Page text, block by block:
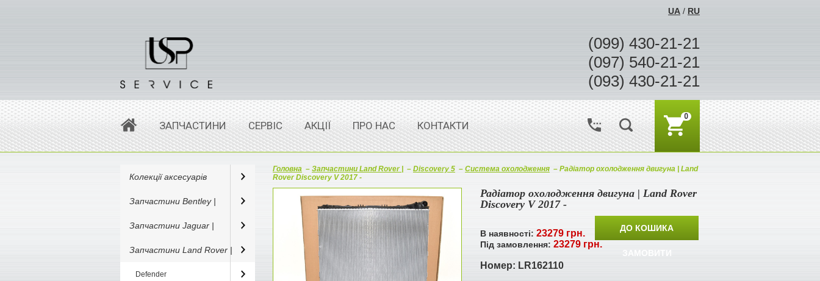
UA / RU
(099) 430-21-21
(097) 540-21-21
(093) 430-21-21
ЗАПЧАСТИНИ СЕРВІС АКЦІЇ ПРО НАС КОНТАКТИ
0
Колекції аксесуарів
Запчастини Bentley |
Запчастини Jaguar |
Запчастини Land Rover |
Defender
Головна – Запчастини Land Rover | – Discovery 5 – Система охолодження – Радіатор охолодження двигуна | Land
Rover Discovery V 2017 -
Радіатор охолодження двигуна | Land Rover
Discovery V 2017 -
В наявності: 23279 грн.
Під замовлення: 23279 грн.
ДО КОШИКА
ЗАМОВИТИ
Номер: LR162110